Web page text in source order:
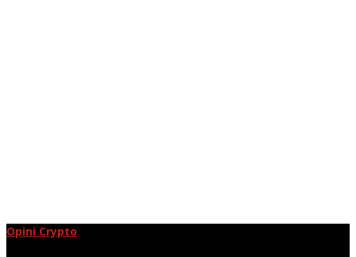
Opini Crypto